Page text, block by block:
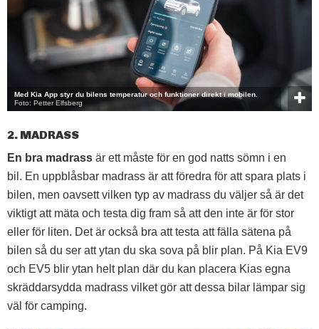
Med Kia App styr du bilens temperatur och funktioner direkt i mobilen.
Foto: Petter Elfsberg
2. MADRASS
En bra madrass är ett måste för en god natts sömn i en
bil. En uppblåsbar madrass är att föredra för att spara plats i
bilen, men oavsett vilken typ av madrass du väljer så är det
viktigt att mäta och testa dig fram så att den inte är för stor
eller för liten. Det är också bra att testa att fälla sätena på
bilen så du ser att ytan du ska sova på blir plan. På Kia EV9
och EV5 blir ytan helt plan där du kan placera Kias egna
skräddarsydda madrass vilket gör att dessa bilar lämpar sig
väl för camping.